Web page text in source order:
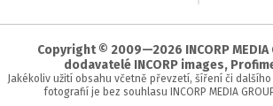
stránky
Copyright © 2009—2026 INCORP MEDIA
dodavatelé INCORP images,
Jakékoliv užití obsahu včetně převzetí, šíření či
fotografií je bez souhlasu INCORP MEDIA